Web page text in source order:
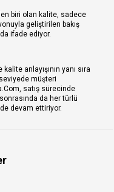
biri olan kalite, sadece
geliştirilen bakış
da ifade ediyor.
anlayışının yanı sıra
müşteri
satış sürecinde
da her türlü
devam ettiriyor.